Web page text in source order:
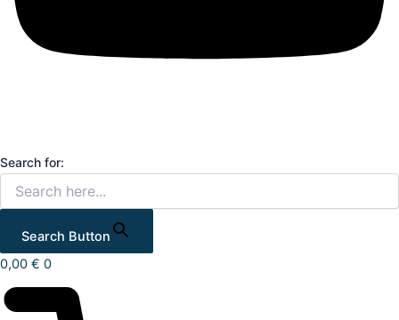
Search for:
Search Button
0,00 € 0